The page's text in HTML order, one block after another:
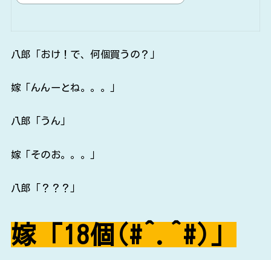
八郎「おけ！で、何個買うの？」
嫁「んんーとね。。。」
八郎「うん」
嫁「そのお。。。」
八郎「？？？」
嫁「18個(#^.^#)」